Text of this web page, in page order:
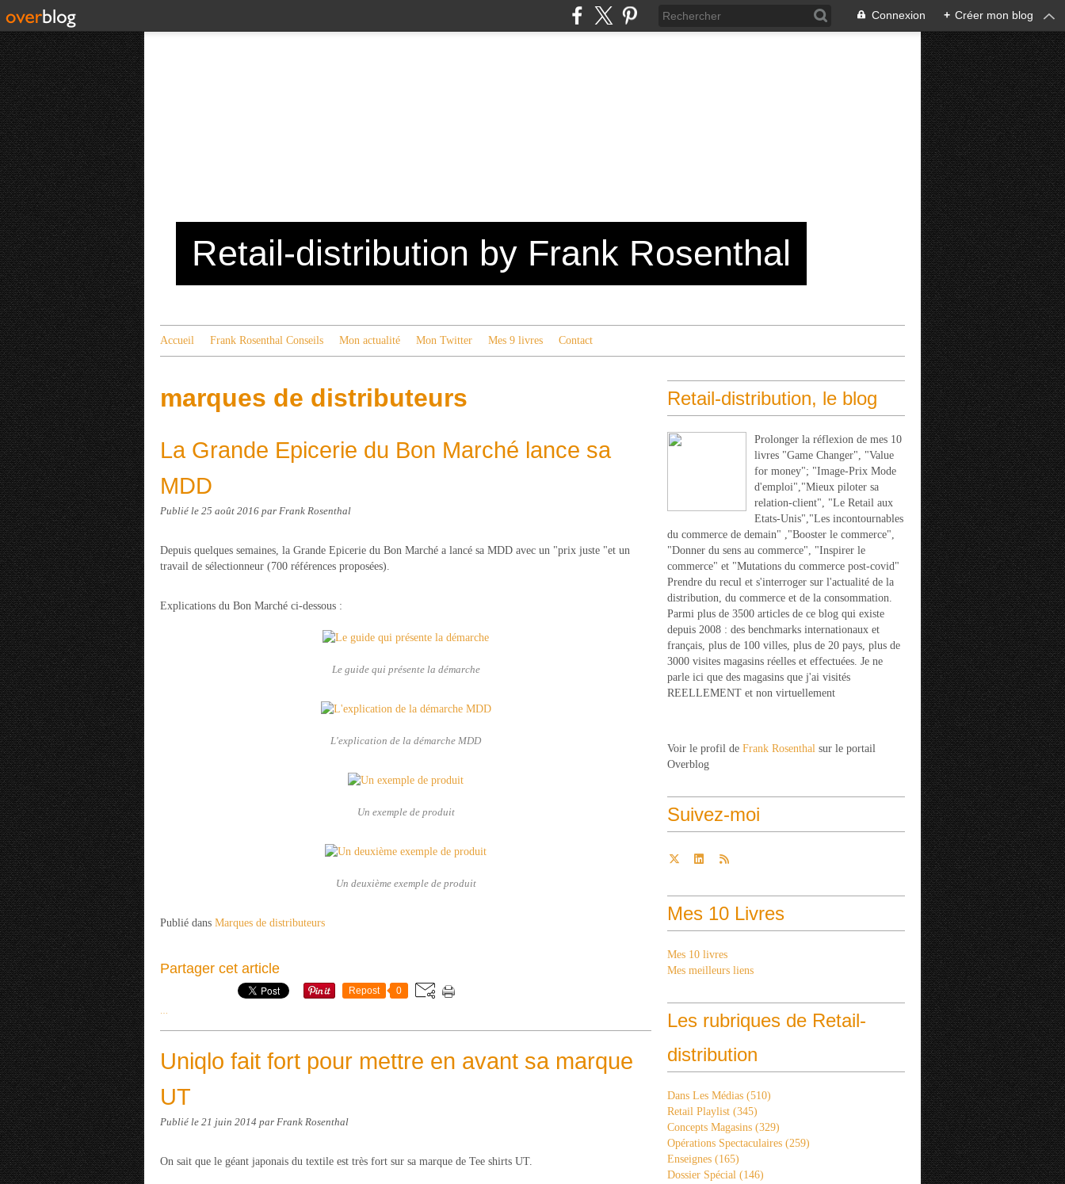
Connexion + Créer mon blog
Retail-distribution by Frank Rosenthal
Accueil Frank Rosenthal Conseils Mon actualité Mon Twitter Mes 9 livres Contact
marques de distributeurs
La Grande Epicerie du Bon Marché lance sa
MDD
Publié le 25 août 2016 par Frank Rosenthal
Depuis quelques semaines, la Grande Epicerie du Bon Marché a lancé sa MDD avec un "prix juste "et un
travail de sélectionneur (700 références proposées).
Explications du Bon Marché ci-dessous :
Le guide qui présente la démarche
L'explication de la démarche MDD
Un exemple de produit
Un deuxième exemple de produit
Publié dans Marques de distributeurs
Partager cet article
Repost 0
Uniqlo fait fort pour mettre en avant sa marque
UT
Publié le 21 juin 2014 par Frank Rosenthal
On sait que le géant japonais du textile est très fort sur sa marque de Tee shirts UT.
Retail-distribution, le blog
Prolonger la réflexion de mes 10
livres "Game Changer", "Value
for money"; "Image-Prix Mode
d'emploi","Mieux piloter sa
relation-client", "Le Retail aux
Etats-Unis","Les incontournables
du commerce de demain" ,"Booster le commerce",
"Donner du sens au commerce", "Inspirer le
commerce" et "Mutations du commerce post-covid"
Prendre du recul et s'interroger sur l'actualité de la
distribution, du commerce et de la consommation.
Parmi plus de 3500 articles de ce blog qui existe
depuis 2008 : des benchmarks internationaux et
français, plus de 100 villes, plus de 20 pays, plus de
3000 visites magasins réelles et effectuées. Je ne
parle ici que des magasins que j'ai visités
REELLEMENT et non virtuellement
Voir le profil de Frank Rosenthal sur le portail
Overblog
Suivez-moi
Mes 10 Livres
Mes 10 livres
Mes meilleurs liens
Les rubriques de Retail-
distribution
Dans Les Médias (510)
Retail Playlist (345)
Concepts Magasins (329)
Opérations Spectaculaires (259)
Enseignes (165)
Dossier Spécial (146)